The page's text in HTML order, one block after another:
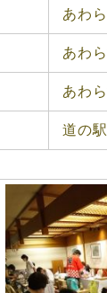
あわ
あわ
あわ
道の